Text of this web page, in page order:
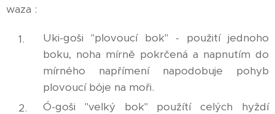
waza :
Uki-goši "plovoucí bok" - použití jednoho
boku, noha mírně pokrčená a napnutím do
mírného napřímení napodobuje pohyb
plovoucí bóje na moři.
Ó-goši "velký bok" použítí celých hyždí